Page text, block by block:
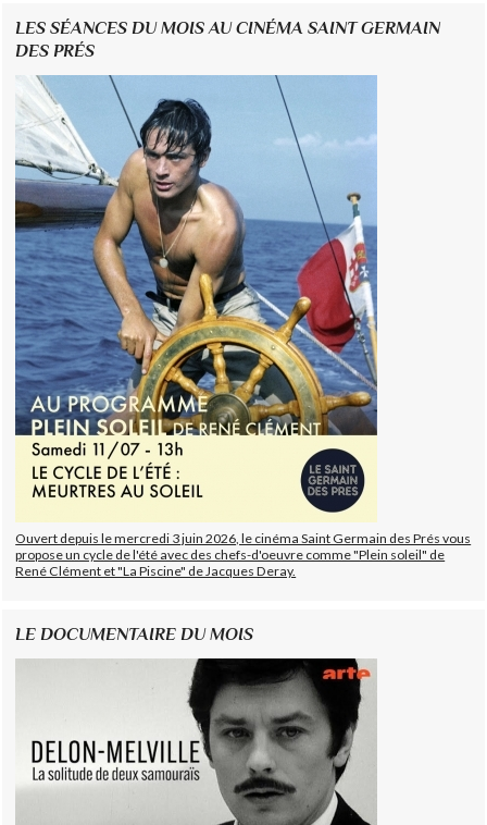
LES SÉANCES DU MOIS AU CINÉMA SAINT GERMAIN
DES PRÉS
Ouvert depuis le mercredi 3 juin 2026, le cinéma Saint Germain des Prés vous
propose un cycle de l'été avec des chefs-d'oeuvre comme "Plein soleil" de
René Clément et "La Piscine" de Jacques Deray.
LE DOCUMENTAIRE DU MOIS